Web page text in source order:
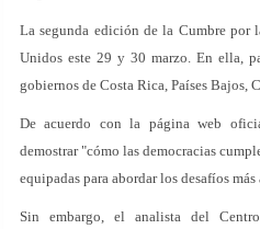
La segunda edición de la Cumbre por
Unidos este 29 y 30 marzo. En ella,
gobiernos de Costa Rica, Países Bajos,
De acuerdo con la página web
demostrar "cómo las democracias
equipadas para abordar los desafíos
Sin embargo, el analista del